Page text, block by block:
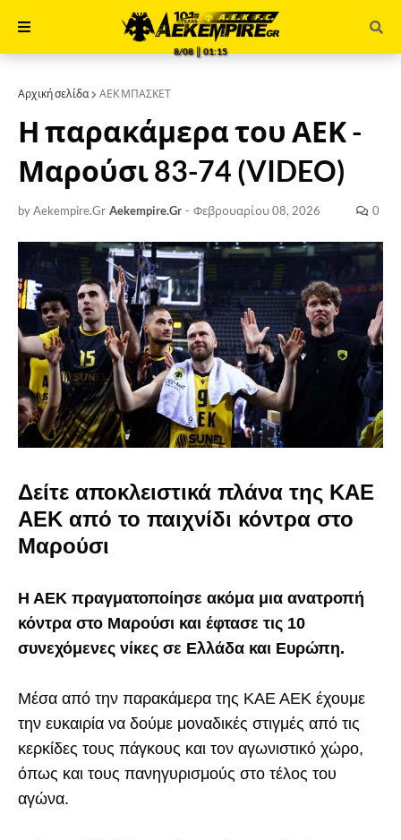
8/08 ║ 01:15
Αρχική σελίδα ΑΕΚ ΜΠΑΣΚΕΤ
Η παρακάμερα του ΑΕΚ -
Μαρούσι 83-74 (VIDEO)
by Aekempire.Gr Aekempire.Gr - Φεβρουαρίου 08, 2026 0
Δείτε αποκλειστικά πλάνα της ΚΑΕ
ΑΕΚ από το παιχνίδι κόντρα στο
Μαρούσι
Η ΑΕΚ πραγματοποίησε ακόμα μια ανατροπή
κόντρα στο Μαρούσι και έφτασε τις 10
συνεχόμενες νίκες σε Ελλάδα και Ευρώπη.
Μέσα από την παρακάμερα της ΚΑΕ ΑΕΚ έχουμε
την ευκαιρία να δούμε μοναδικές στιγμές από τις
κερκίδες τους πάγκους και τον αγωνιστικό χώρο,
όπως και τους πανηγυρισμούς στο τέλος του
αγώνα.